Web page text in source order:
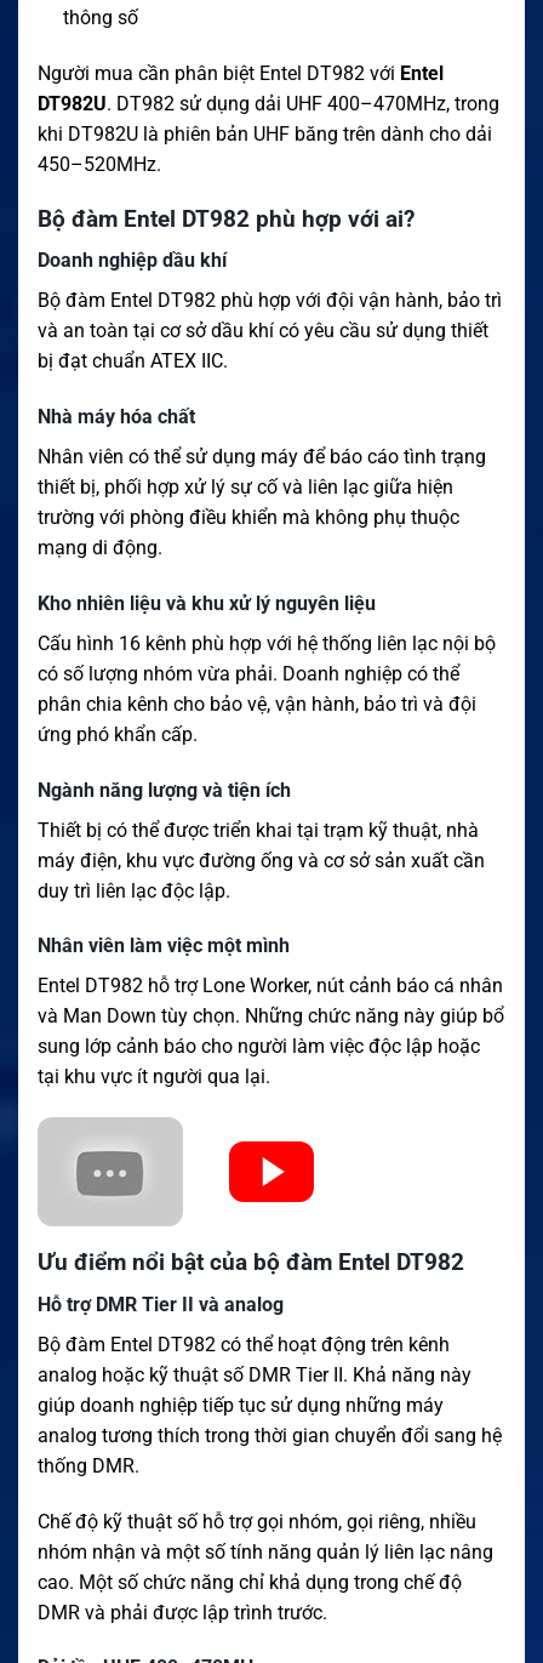
thông số
Người mua cần phân biệt Entel DT982 với Entel
DT982U. DT982 sử dụng dải UHF 400–470MHz, trong
khi DT982U là phiên bản UHF băng trên dành cho dải
450–520MHz.
Bộ đàm Entel DT982 phù hợp với ai?
Doanh nghiệp dầu khí
Bộ đàm Entel DT982 phù hợp với đội vận hành, bảo trì
và an toàn tại cơ sở dầu khí có yêu cầu sử dụng thiết
bị đạt chuẩn ATEX IIC.
Nhà máy hóa chất
Nhân viên có thể sử dụng máy để báo cáo tình trạng
thiết bị, phối hợp xử lý sự cố và liên lạc giữa hiện
trường với phòng điều khiển mà không phụ thuộc
mạng di động.
Kho nhiên liệu và khu xử lý nguyên liệu
Cấu hình 16 kênh phù hợp với hệ thống liên lạc nội bộ
có số lượng nhóm vừa phải. Doanh nghiệp có thể
phân chia kênh cho bảo vệ, vận hành, bảo trì và đội
ứng phó khẩn cấp.
Ngành năng lượng và tiện ích
Thiết bị có thể được triển khai tại trạm kỹ thuật, nhà
máy điện, khu vực đường ống và cơ sở sản xuất cần
duy trì liên lạc độc lập.
Nhân viên làm việc một mình
Entel DT982 hỗ trợ Lone Worker, nút cảnh báo cá nhân
và Man Down tùy chọn. Những chức năng này giúp bổ
sung lớp cảnh báo cho người làm việc độc lập hoặc
tại khu vực ít người qua lại.
Ưu điểm nổi bật của bộ đàm Entel DT982
Hỗ trợ DMR Tier II và analog
Bộ đàm Entel DT982 có thể hoạt động trên kênh
analog hoặc kỹ thuật số DMR Tier II. Khả năng này
giúp doanh nghiệp tiếp tục sử dụng những máy
analog tương thích trong thời gian chuyển đổi sang hệ
thống DMR.
Chế độ kỹ thuật số hỗ trợ gọi nhóm, gọi riêng, nhiều
nhóm nhận và một số tính năng quản lý liên lạc nâng
cao. Một số chức năng chỉ khả dụng trong chế độ
DMR và phải được lập trình trước.